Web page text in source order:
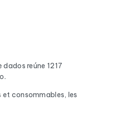
dados reúne 1217
consommables, les
as caixas de